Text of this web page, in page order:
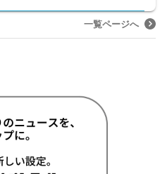
一覧ページへ